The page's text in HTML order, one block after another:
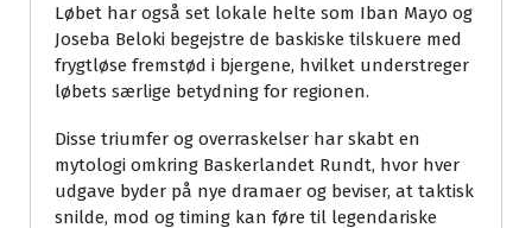
Løbet har også set lokale helte som Iban Mayo og
Joseba Beloki begejstre de baskiske tilskuere med
frygtløse fremstød i bjergene, hvilket understreger
løbets særlige betydning for regionen.
Disse triumfer og overraskelser har skabt en
mytologi omkring Baskerlandet Rundt, hvor hver
udgave byder på nye dramaer og beviser, at taktisk
snilde, mod og timing kan føre til legendariske